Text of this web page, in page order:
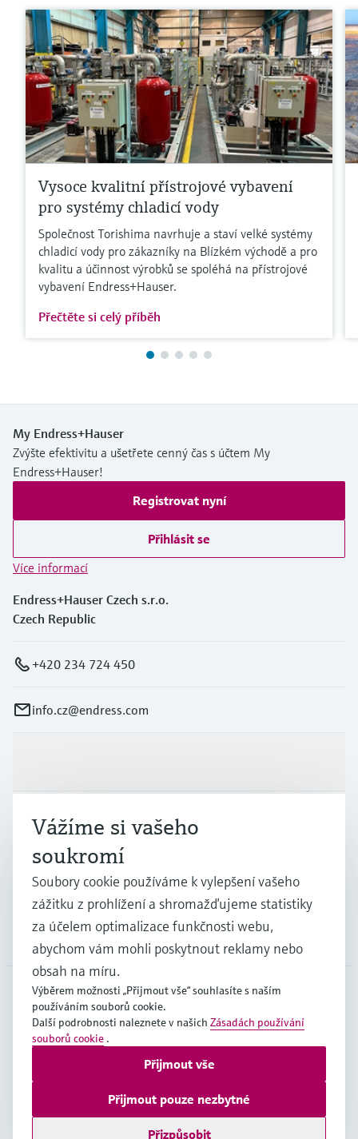
Vysoce kvalitní přístrojové vybavení
pro systémy chladicí vody
Společnost Torishima navrhuje a staví velké systémy
chladicí vody pro zákazníky na Blízkém východě a pro
kvalitu a účinnost výrobků se spoléhá na přístrojové
vybavení Endress+Hauser.
Přečtěte si celý příběh
My Endress+Hauser
Zvýšte efektivitu a ušetřete cenný čas s účtem My
Endress+Hauser!
Registrovat nyní
Přihlásit se
Více informací
Endress+Hauser Czech s.r.o.
Czech Republic
+420 234 724 450
info.cz@endress.com
Průmysl
Podpora
Společnost
CZE•čeština
Copyright © Endress+Hauser Group Services AG
Podmínky používání
Ochrana dat
Všeobecné obchodní podmínky
Vážíme si vašeho
soukromí
Soubory cookie používáme k vylepšení vašeho
zážitku z prohlížení a shromažďujeme statistiky
za účelem optimalizace funkčnosti webu,
abychom vám mohli poskytnout reklamy nebo
obsah na míru.
Výběrem možnosti „Přijmout vše“ souhlasíte s naším
používáním souborů cookie.
Další podrobnosti naleznete v našich Zásadách používání
souborů cookie .
Přizpůsobit
Přijmout pouze nezbytné
Přijmout vše